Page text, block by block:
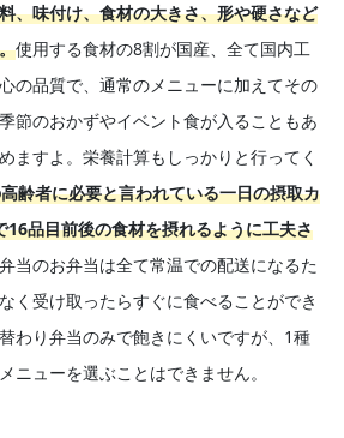
、味付け、食材の大きさ、形や硬さなど
使用する食材の8割が国産、全て国内工
の品質で、通常のメニューに加えてその
節のおかずやイベント食が入ることもあ
ますよ。栄養計算もしっかりと行ってく
齢者に必要と言われている一日の摂取カ
16品目前後の食材を摂れるように工夫さ
当のお弁当は全て常温での配送になるた
く受け取ったらすぐに食べることができ
わり弁当のみで飽きにくいですが、1種
ニューを選ぶことはできません。